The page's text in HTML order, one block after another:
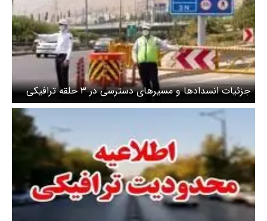
جزئیات انسداد‌ها و مسیر‌های دسترسی در ۳ حلقه ترافیکی
اطراف مصلی تهران